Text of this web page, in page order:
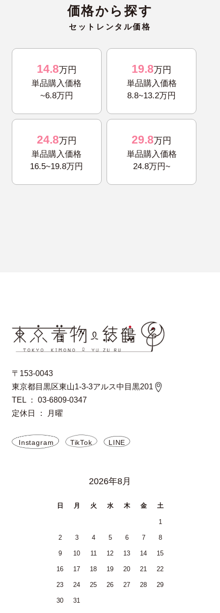
価格から探す
セットレンタル価格
14.8万円
単品購入価格
~6.8万円
19.8万円
単品購入価格
8.8~13.2万円
24.8万円
単品購入価格
16.5~19.8万円
29.8万円
単品購入価格
24.8万円~
〒153-0043
東京都目黒区東山1-3-3アルス中目黒201
TEL ： 03-6809-0347
定休日 ： 月曜
Instagram TikTok LINE
2026年8月
日 月 火 水 木 金 土
1
2 3 4 5 6 7 8
9 10 11 12 13 14 15
16 17 18 19 20 21 22
23 24 25 26 27 28 29
30 31